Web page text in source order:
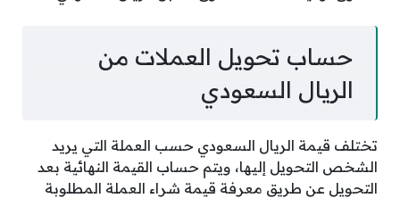
حساب تحويل العملات من
الريال السعودي
تختلف قيمة الريال السعودي حسب العملة التي يريد
الشخص التحويل إليها، ويتم حساب القيمة النهائية بعد
التحويل عن طريق معرفة قيمة شراء العملة المطلوبة